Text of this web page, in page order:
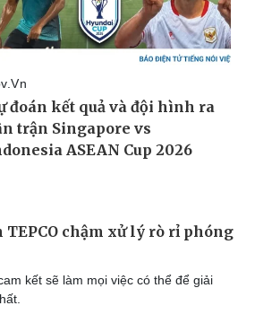
chậm xử lý rò rỉ phóng
kết sẽ làm mọi việc có thể để giải